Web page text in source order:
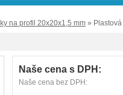
na profil 20x20x1,5 mm »
Naše cena s DPH:
Naše cena bez DPH: